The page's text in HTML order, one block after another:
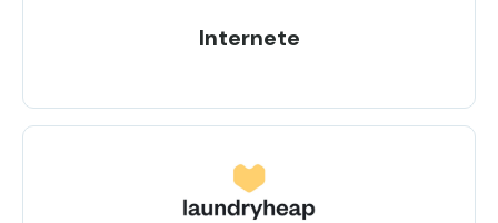
Internete